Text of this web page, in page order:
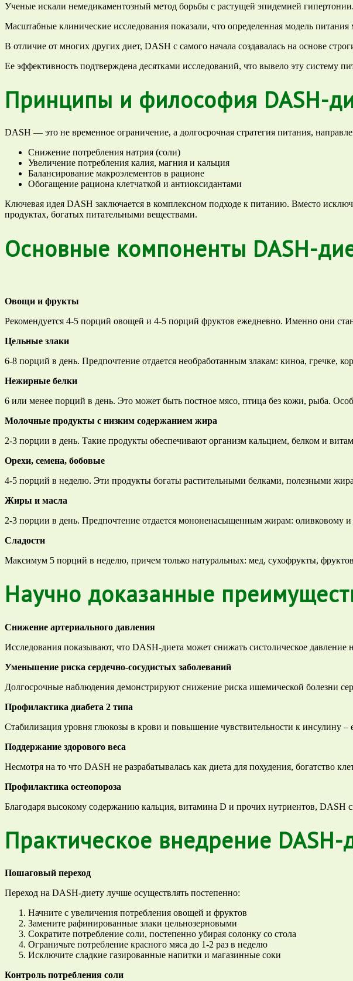
Ученые искали немедикаментозный метод борьбы с растущей эпидемией гипертонии.
Масштабные клинические исследования показали, что определенная модель
В отличие от многих других диет, DASH с самого начала создавалась на основе
Ее эффективность подтверждена десятками исследований, что вывело эту систему
Принципы и философия DASH-
DASH — это не временное ограничение, а долгосрочная стратегия питания,
Снижение потребления натрия (соли)
Увеличение потребления калия, магния и кальция
Балансирование макроэлементов в рационе
Обогащение рациона клетчаткой и антиоксидантами
Ключевая идея DASH заключается в комплексном подходе к питанию. Вместо
продуктах, богатых питательными веществами.
Основные компоненты DASH-
Овощи и фрукты
Рекомендуется 4-5 порций овощей и 4-5 порций фруктов ежедневно. Именно они
Цельные злаки
6-8 порций в день. Предпочтение отдается необработанным злакам: киноа, гречке,
Нежирные белки
6 или менее порций в день. Это может быть постное мясо, птица без кожи, рыба.
Молочные продукты с низким содержанием жира
2-3 порции в день. Такие продукты обеспечивают организм кальцием, белком и
Орехи, семена, бобовые
4-5 порций в неделю. Эти продукты богаты растительными белками, полезными
Жиры и масла
2-3 порции в день. Предпочтение отдается мононенасыщенным жирам: оливковому и
Сладости
Максимум 5 порций в неделю, причем только натуральных: мед, сухофрукты,
Научно доказанные
Снижение артериального давления
Исследования показывают, что DASH-диета может снижать систолическое
Уменьшение риска сердечно-сосудистых заболеваний
Долгосрочные наблюдения демонстрируют снижение риска ишемической болезни
Профилактика диабета 2 типа
Стабилизация уровня глюкозы в крови и повышение чувствительности к инсулину
Поддержание здорового веса
Несмотря на то что DASH не разрабатывалась как диета для похудения, богатство
Профилактика остеопороза
Благодаря высокому содержанию кальция, витамина D и прочих нутриентов, DASH
Практическое внедрение DASH-
Пошаговый переход
Переход на DASH-диету лучше осуществлять постепенно:
Начните с увеличения потребления овощей и фруктов
Замените рафинированные злаки цельнозерновыми
Сократите потребление соли, постепенно убирая солонку со стола
Ограничьте потребление красного мяса до 1-2 раз в неделю
Исключите сладкие газированные напитки и магазинные соки
Контроль потребления соли